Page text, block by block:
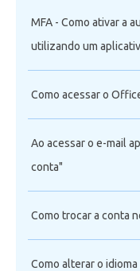
MFA - Como ativar a
utilizando um
Como acessar o
Ao acessar o e-mail
conta"
Como trocar a conta
Como alterar o